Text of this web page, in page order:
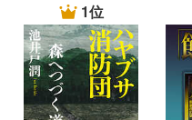
1位